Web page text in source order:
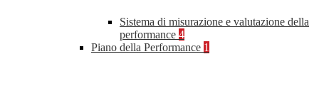
Sistema di misurazione e valutazione della
performance 4
Piano della Performance 1